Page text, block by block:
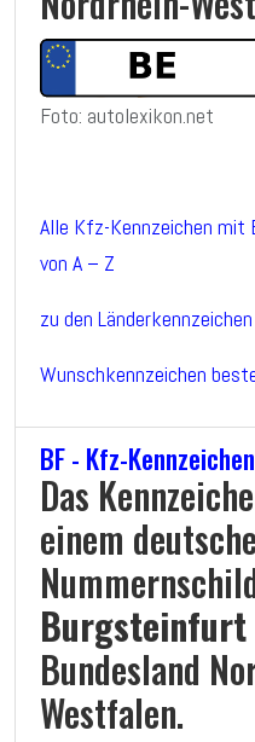
Foto: autolexikon.net
Alle Kfz-Kennzeichen mit
von A – Z
zu den Länderkennzeichen
Wunschkennzeichen
BF - Kfz-Kennzeichen
Das
einem
Burgsteinfurt
Bundesland
Westfalen.